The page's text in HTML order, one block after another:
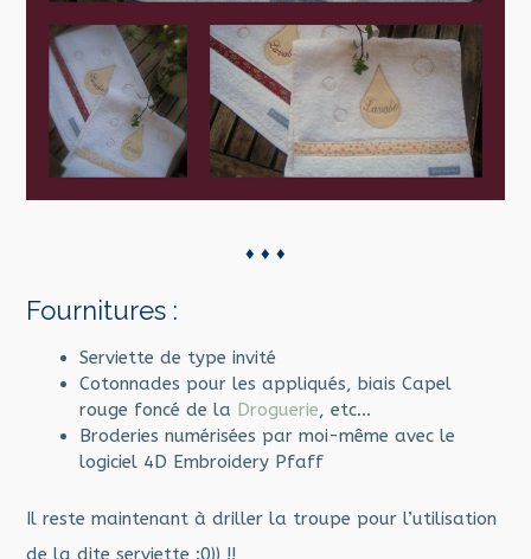
♦ ♦ ♦
Fournitures :
Serviette de type invité
Cotonnades pour les appliqués, biais Capel
rouge foncé de la Droguerie, etc…
Broderies numérisées par moi-même avec le
logiciel 4D Embroidery Pfaff
Il reste maintenant à driller la troupe pour l’utilisation
de la dite serviette :0)) !!